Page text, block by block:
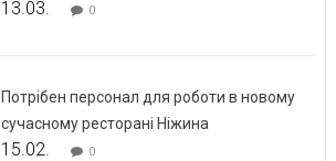
13.03. 0
Потрібен персонал для роботи в новому
сучасному ресторані Ніжина
15.02. 0